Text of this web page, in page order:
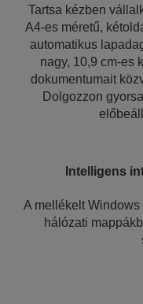
Tartsa kézben
A4-es méretű,
automatikus
nagy, 10,9 cm-es
dokumentumait
Dolgozzon
Intelligens
A mellékelt
hálózati